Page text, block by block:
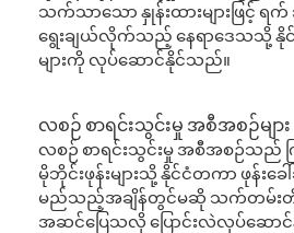
သက်သာသော နှုန်းထားများဖြင့် ရ
ရွေးချယ်လိုက်သည့် နေရာဒေသသို့ နို
များကို လုပ်ဆောင်နိုင်သည်။
လစဉ် စာရင်းသွင်းမှု အစီအစဉ်များ
လစဉ် စာရင်းသွင်းမှု အစီအစဉ်သည် ကြို
မိုဘိုင်းဖုန်းများသို့ နိုင်ငံတကာ ဖုန်းခေ
မည်သည့်အချိန်တွင်မဆို သက်တမ်းတို
အဆင်ပြေသလို ပြောင်းလဲလုပ်ဆော